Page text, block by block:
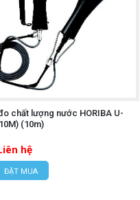
chất lượng nước HORIBA U-
(10m)
hệ
ĐẶT MUA